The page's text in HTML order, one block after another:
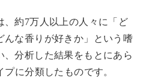
、約7万人以上の人々に「ど
んな香りが好きか」という嗜
、分析した結果をもとにあら
に分類したものです。